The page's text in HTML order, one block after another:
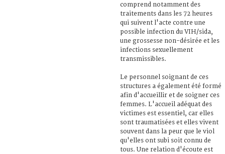
comprend notamment des
traitements dans les 72 heures
qui suivent l'acte contre une
possible infection du VIH/sida,
une grossesse non-désirée et les
infections sexuellement
transmissibles.
Le personnel soignant de ces
structures a également été formé
afin d'accueillir et de soigner ces
femmes. L'accueil adéquat des
victimes est essentiel, car elles
sont traumatisées et elles vivent
souvent dans la peur que le viol
qu'elles ont subi soit connu de
tous. Une relation d'écoute est